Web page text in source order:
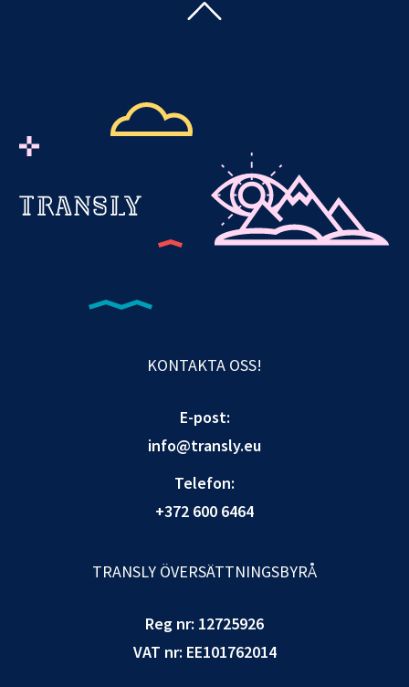
KONTAKTA OSS!
E-post:
info@transly.eu
Telefon:
+372 600 6464
TRANSLY ÖVERSÄTTNINGSBYRÅ
Reg nr: 12725926
VAT nr: EE101762014